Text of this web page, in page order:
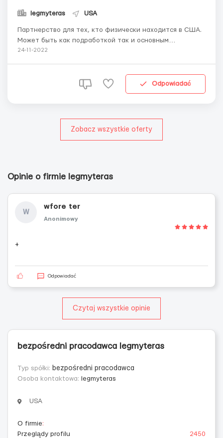
legmyteras USA
Партнерство для тех, кто физически находится в США.
Может быть как подработкой так и основным
заработком. Мы занимаемся продажей мед препаратов
работает ? Мы даём вам флаер (листовку) в
24-11-2022
Odpowiadać
Zobacz wszystkie oferty
Opinie o firmie legmyteras
W
wfore ter
Anonimowy
+
Odpowiadać
Czytaj wszystkie opinie
bezpośredni pracodawca legmyteras
Typ spółki: bezpośredni pracodawca
Osoba kontaktowa: legmyteras
USA
O firmie:
Przeglądy profilu
2450